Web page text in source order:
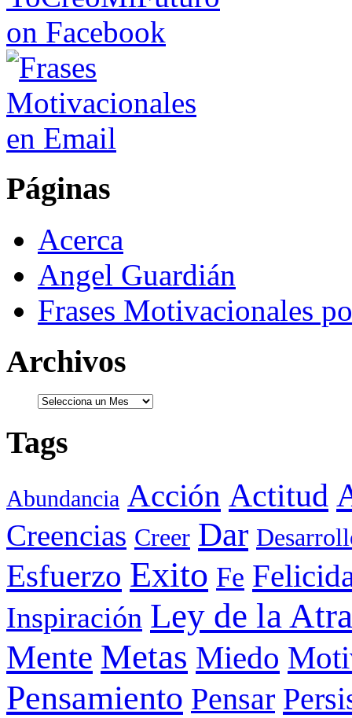
Páginas
Acerca
Angel Guardián
Frases Motivacionales
Archivos
Tags
Abundancia Acción Actitud
Creencias Creer Dar
Esfuerzo Exito Fe
Inspiración Ley de la
Mente Metas Miedo
Pensamiento Pensar